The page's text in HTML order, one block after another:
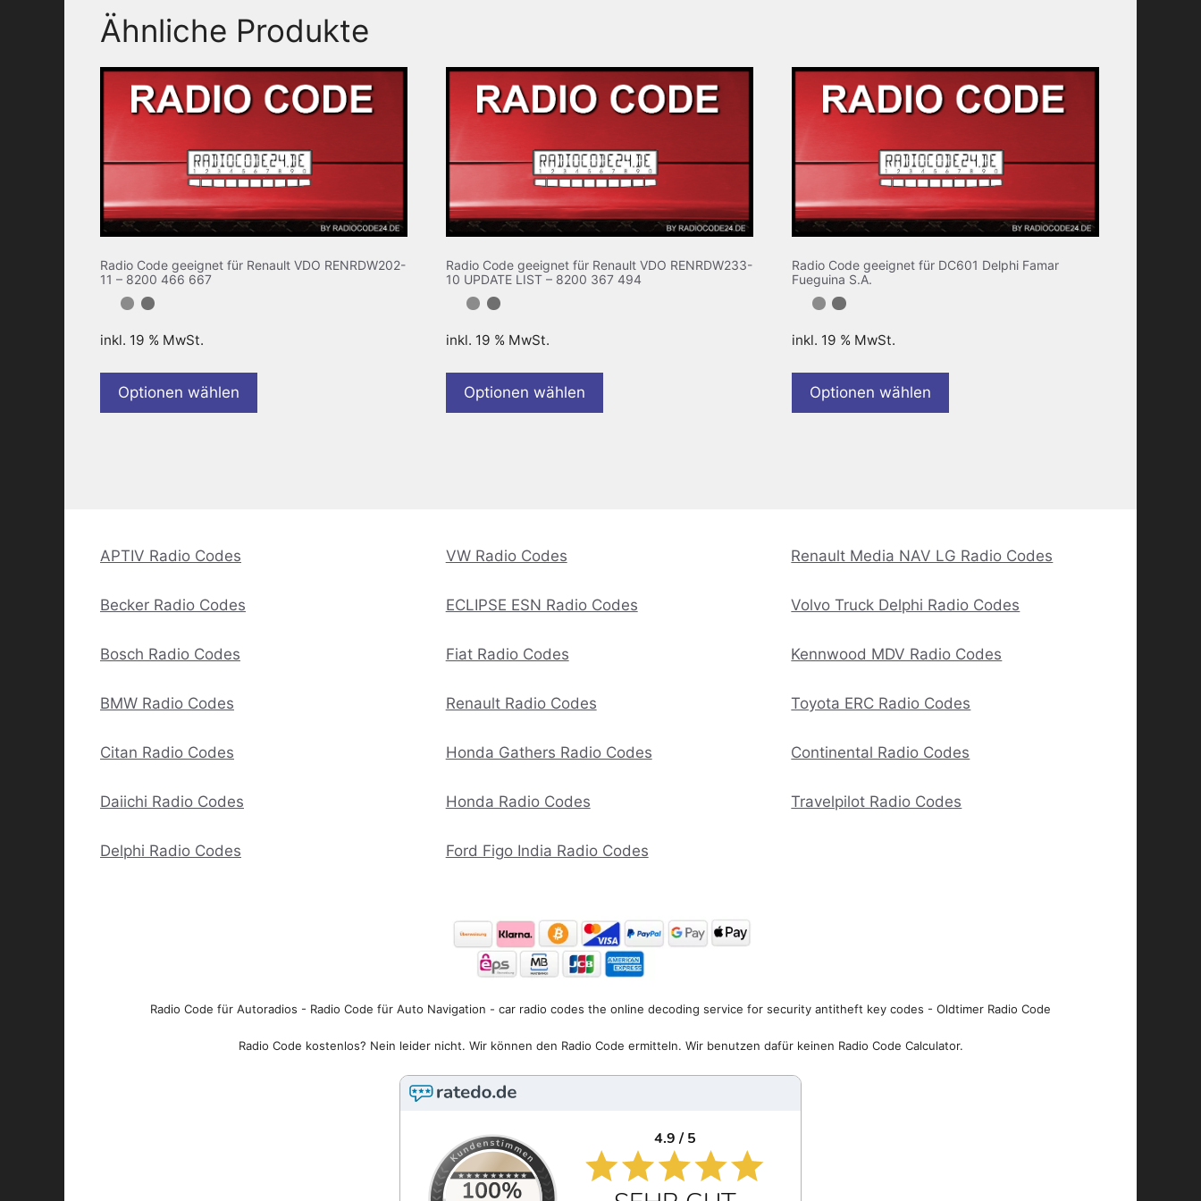
Ähnliche Produkte
Radio Code geeignet für Renault VDO RENRDW202-
11 – 8200 466 667
inkl. 19 % MwSt.
Optionen wählen
Radio Code geeignet für Renault VDO RENRDW233-
10 UPDATE LIST – 8200 367 494
inkl. 19 % MwSt.
Optionen wählen
Radio Code geeignet für DC601 Delphi Famar
Fueguina S.A.
inkl. 19 % MwSt.
Optionen wählen
APTIV Radio Codes
Becker Radio Codes
Bosch Radio Codes
BMW Radio Codes
Citan Radio Codes
Daiichi Radio Codes
Delphi Radio Codes
VW Radio Codes
ECLIPSE ESN Radio Codes
Fiat Radio Codes
Renault Radio Codes
Honda Gathers Radio Codes
Honda Radio Codes
Ford Figo India Radio Codes
Renault Media NAV LG Radio Codes
Volvo Truck Delphi Radio Codes
Kennwood MDV Radio Codes
Toyota ERC Radio Codes
Continental Radio Codes
Travelpilot Radio Codes
Radio Code für Autoradios - Radio Code für Auto Navigation - car radio codes the online decoding service for security antitheft key codes - Oldtimer Radio Code
Radio Code kostenlos? Nein leider nicht. Wir können den Radio Code ermitteln. Wir benutzen dafür keinen Radio Code Calculator.
4.9 / 5